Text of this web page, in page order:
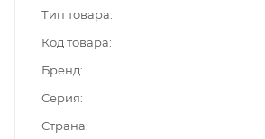
Тип товара
Код товара
Бренд
Серия
Страна